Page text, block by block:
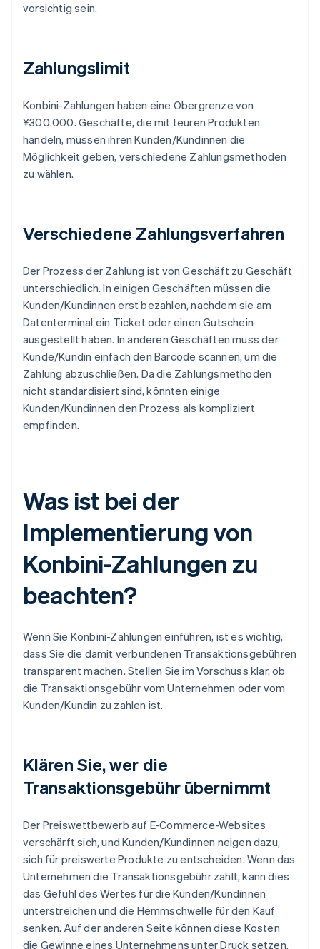
vorsichtig sein.
Zahlungslimit
Konbini-Zahlungen haben eine Obergrenze von
¥300.000. Geschäfte, die mit teuren Produkten
handeln, müssen ihren Kunden/Kundinnen die
Möglichkeit geben, verschiedene Zahlungsmethoden
zu wählen.
Verschiedene Zahlungsverfahren
Der Prozess der Zahlung ist von Geschäft zu Geschäft
unterschiedlich. In einigen Geschäften müssen die
Kunden/Kundinnen erst bezahlen, nachdem sie am
Datenterminal ein Ticket oder einen Gutschein
ausgestellt haben. In anderen Geschäften muss der
Kunde/Kundin einfach den Barcode scannen, um die
Zahlung abzuschließen. Da die Zahlungsmethoden
nicht standardisiert sind, könnten einige
Kunden/Kundinnen den Prozess als kompliziert
empfinden.
Was ist bei der
Implementierung von
Konbini-Zahlungen zu
beachten?
Wenn Sie Konbini-Zahlungen einführen, ist es wichtig,
dass Sie die damit verbundenen Transaktionsgebühren
transparent machen. Stellen Sie im Vorschuss klar, ob
die Transaktionsgebühr vom Unternehmen oder vom
Kunden/Kundin zu zahlen ist.
Klären Sie, wer die
Transaktionsgebühr übernimmt
Der Preiswettbewerb auf E-Commerce-Websites
verschärft sich, und Kunden/Kundinnen neigen dazu,
sich für preiswerte Produkte zu entscheiden. Wenn das
Unternehmen die Transaktionsgebühr zahlt, kann dies
das Gefühl des Wertes für die Kunden/Kundinnen
unterstreichen und die Hemmschwelle für den Kauf
senken. Auf der anderen Seite können diese Kosten
die Gewinne eines Unternehmens unter Druck setzen.